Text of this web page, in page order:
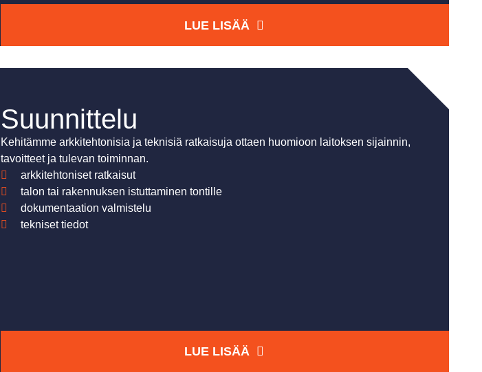
LUE LISÄÄ
Suunnittelu
Kehitämme arkkitehtonisia ja teknisiä ratkaisuja ottaen huomioon laitoksen sijainnin,
tavoitteet ja tulevan toiminnan.
arkkitehtoniset ratkaisut
talon tai rakennuksen istuttaminen tontille
dokumentaation valmistelu
tekniset tiedot
LUE LISÄÄ